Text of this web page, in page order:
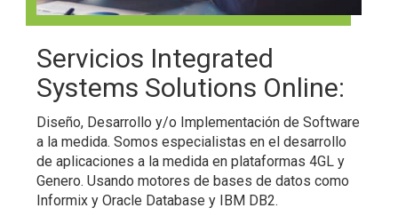
Servicios Integrated
Systems Solutions Online:
Diseño, Desarrollo y/o Implementación de Software
a la medida. Somos especialistas en el desarrollo
de aplicaciones a la medida en plataformas 4GL y
Genero. Usando motores de bases de datos como
Informix y Oracle Database y IBM DB2.